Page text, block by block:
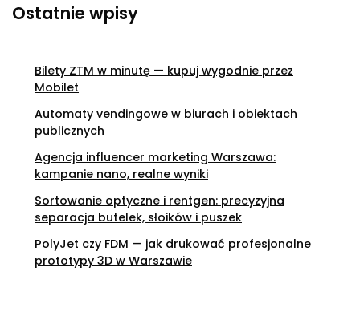
Ostatnie wpisy
Bilety ZTM w minutę — kupuj wygodnie przez
Mobilet
Automaty vendingowe w biurach i obiektach
publicznych
Agencja influencer marketing Warszawa:
kampanie nano, realne wyniki
Sortowanie optyczne i rentgen: precyzyjna
separacja butelek, słoików i puszek
PolyJet czy FDM — jak drukować profesjonalne
prototypy 3D w Warszawie